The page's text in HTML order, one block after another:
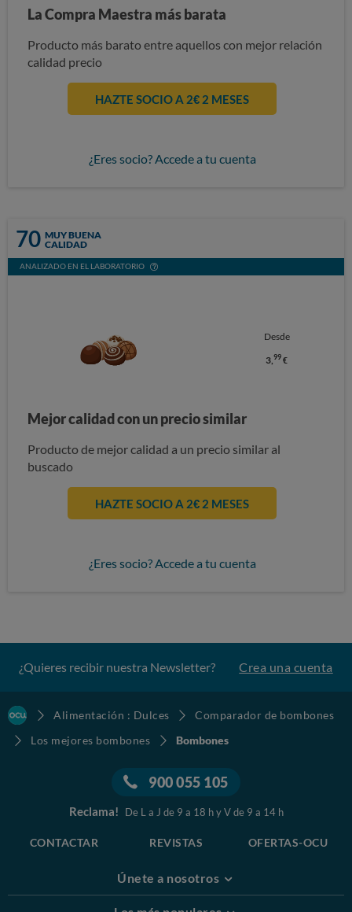
La Compra Maestra más barata
Producto más barato entre aquellos con mejor relación
calidad precio
HAZTE SOCIO A 2€ 2 MESES
¿Eres socio? Accede a tu cuenta
70 MUY BUENA
CALIDAD
ANALIZADO EN EL LABORATORIO
Desde
3,99 €
Mejor calidad con un precio similar
Producto de mejor calidad a un precio similar al
buscado
HAZTE SOCIO A 2€ 2 MESES
¿Eres socio? Accede a tu cuenta
¿Quieres recibir nuestra Newsletter? Crea una cuenta
Alimentación : Dulces
Comparador de bombones
Los mejores bombones
Bombones
900 055 105
Reclama! De L a J de 9 a 18 h y V de 9 a 14 h
CONTACTAR REVISTAS OFERTAS-OCU
Únete a nosotros